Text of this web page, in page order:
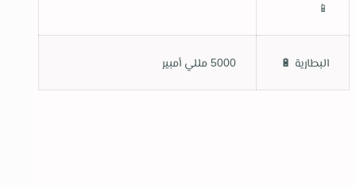
📱
البطارية 🔋 5000 مللي أمبير